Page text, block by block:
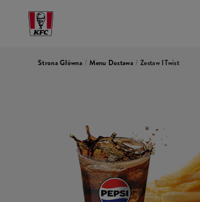
Strona Główna / Menu Dostawa / Zestaw ITwist